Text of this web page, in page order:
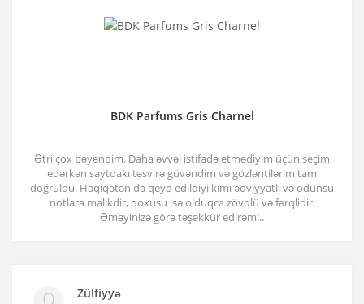
BDK Parfums Gris Charnel
Ətri çox bəyəndim. Daha əvvəl istifadə etmədiyim üçün seçim
edərkən saytdakı təsvirə güvəndim və gözləntilərim tam
doğruldu. Həqiqətən də qeyd edildiyi kimi ədviyyatlı və odunsu
notlara malikdir, qoxusu isə olduqca zövqlü və fərqlidir.
Əməyinizə görə təşəkkür edirəm!..
Zülfiyyə